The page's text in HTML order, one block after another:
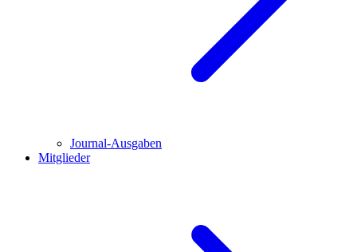
Journal-Ausgaben
Mitglieder